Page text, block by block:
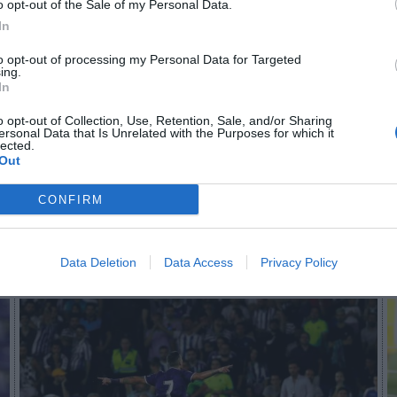
opt-out of the Sale of my Personal Data.
opt-out of processing my Personal Data for Targeted
opt-out of Collection, Use, Retention, Sale, and/or Sharing
Data that Is Unrelated with the Purposes for which it
CONFIRM
Data Deletion Data Access Privacy Policy
no formas parte de 2Playbook
¡Suscríbete! Inicia sesión